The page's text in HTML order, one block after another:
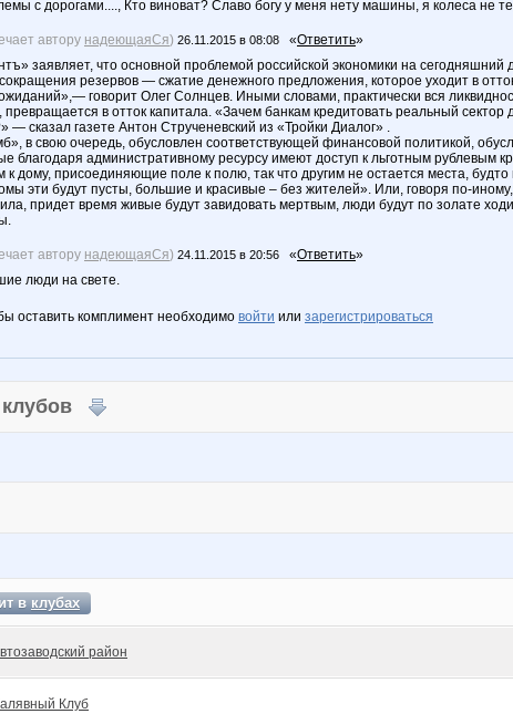
с дорогами...., Кто виноват? Славо богу у меня нету машины, я колеса не
автору надеющаяСя) 26.11.2015 в 08:08 «Ответить»
заявляет, что основной проблемой российской экономики на
резервов — сжатие денежного предложения, которое уходит в
говорит Олег Солнцев. Иными словами, практически вся
превращается в отток капитала. «Зачем банкам кредитовать реальный
— сказал газете Антон Струченевский из «Тройки Диалог» .
в свою очередь, обусловлен соответствующей финансовой политикой,
благодаря административному ресурсу имеют доступ к льготным рублевым
дому, присоединяющие поле к полю, так что другим не остается места,
эти будут пусты, большие и красивые – без жителей». Или, говоря по-
придет время живые будут завидовать мертвым, люди будут по золате
автору надеющаяСя) 24.11.2015 в 20:56 «Ответить»
люди на свете.
оставить комплимент необходимо войти или зарегистрироваться
вклубах
район
Клуб